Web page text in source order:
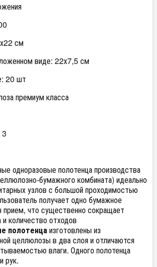
см
виде: 22х7,5 см
20 шт
премиум класса
3
одноразовые полотенца производства
бумажного комбината) идеально
узлов с большой проходимостью
получает одно бумажное
прием, что существенно сокращает
количество отходов
полотенцаизготовлены из
целлюлозы в два слоя и отличаются
влаги. Одного полотенца
рук.